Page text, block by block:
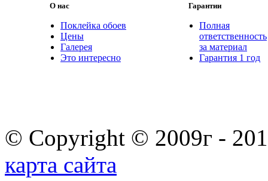
О нас
Поклейка обоев
Цены
Галерея
Это интересно
Гарантии
Полная
ответственность
за материал
Гарантия 1 год
© Copyright © 2009г -
карта сайта